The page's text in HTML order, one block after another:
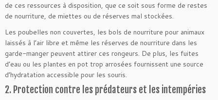
de ces ressources à disposition, que ce soit sous forme de restes
de nourriture, de miettes ou de réserves mal stockées.
Les poubelles non couvertes, les bols de nourriture pour animaux
laissés à l’air libre et même les réserves de nourriture dans les
garde-manger peuvent attirer ces rongeurs. De plus, les fuites
d’eau ou les plantes en pot trop arrosées fournissent une source
d’hydratation accessible pour les souris.
2. Protection contre les prédateurs et les intempéries